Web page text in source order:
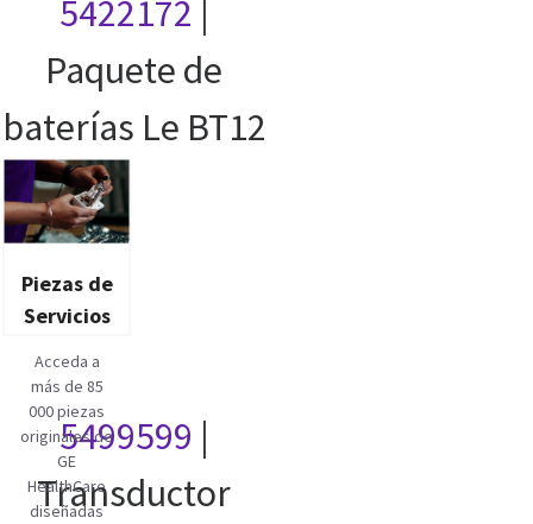
5422172 |
Paquete de
baterías Le BT12
Piezas de
Servicios
Acceda a
más de 85
000 piezas
originales de
GE
HealthCare
diseñadas
5499599 |
Transductor